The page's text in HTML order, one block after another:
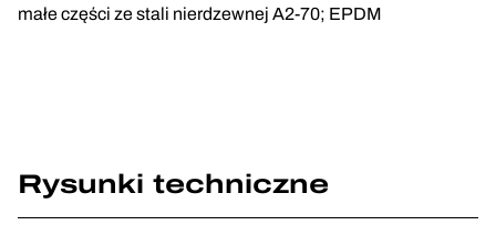
małe części ze stali nierdzewnej A2-70; EPDM
Rysunki techniczne